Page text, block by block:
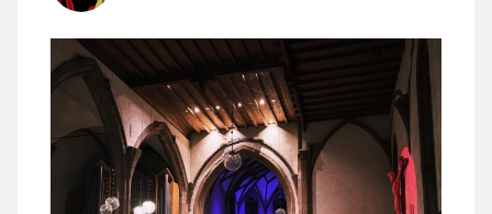
stuttgarter_oratorienchor
März 24